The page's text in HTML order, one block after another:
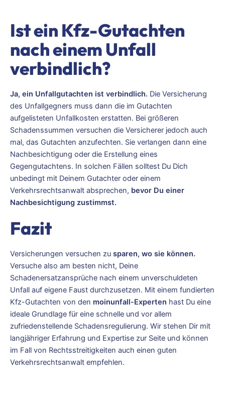
Ist ein Kfz-Gutachten
nach einem Unfall
verbindlich?
Ja, ein Unfallgutachten ist verbindlich. Die Versicherung
des Unfallgegners muss dann die im Gutachten
aufgelisteten Unfallkosten erstatten. Bei größeren
Schadenssummen versuchen die Versicherer jedoch auch
mal, das Gutachten anzufechten. Sie verlangen dann eine
Nachbesichtigung oder die Erstellung eines
Gegengutachtens. In solchen Fällen solltest Du Dich
unbedingt mit Deinem Gutachter oder einem
Verkehrsrechtsanwalt absprechen, bevor Du einer
Nachbesichtigung zustimmst.
Fazit
Versicherungen versuchen zu sparen, wo sie können.
Versuche also am besten nicht, Deine
Schadenersatzansprüche nach einem unverschuldeten
Unfall auf eigene Faust durchzusetzen. Mit einem fundierten
Kfz-Gutachten von den moinunfall-Experten hast Du eine
ideale Grundlage für eine schnelle und vor allem
zufriedenstellende Schadensregulierung. Wir stehen Dir mit
langjähriger Erfahrung und Expertise zur Seite und können
im Fall von Rechtsstreitigkeiten auch einen guten
Verkehrsrechtsanwalt empfehlen.